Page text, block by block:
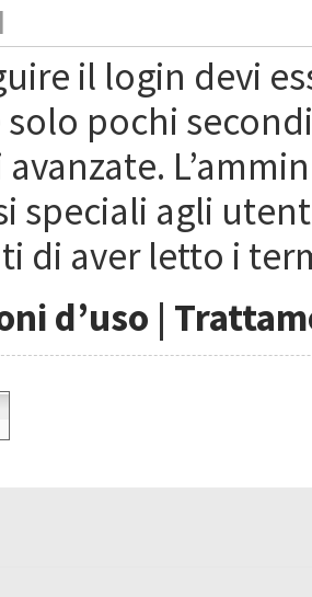
il login devi
pochi
speciali agli
di aver letto i
d’uso |